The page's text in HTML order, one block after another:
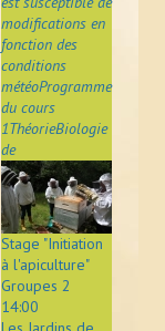
modifications en
fonction des
conditions
météoProgramme
du cours
1ThéorieBiologie
de
Stage "Initiation
à l'apiculture"
Groupes 2
14:00